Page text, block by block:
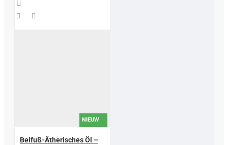
NIEUW
Beifuß-Ätherisches Öl –